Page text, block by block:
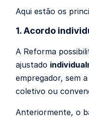
Aqui estão os
1. Acordo
A Reforma
ajustado
empregador, sem
coletivo ou
Anteriormente, o